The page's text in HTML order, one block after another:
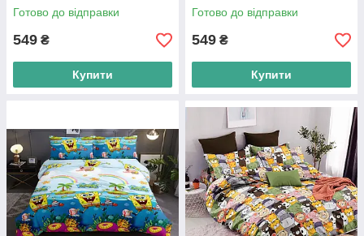
Готово до відправки
549 ₴
Купити
Готово до відправки
549 ₴
Купити